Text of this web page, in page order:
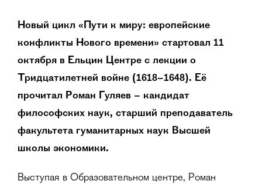
Новый цикл «Пути к миру: европейские
конфликты Нового времени» стартовал 11
октября в Ельцин Центре с лекции о
Тридцатилетней войне (1618–1648). Её
прочитал Роман Гуляев – кандидат
философских наук, старший преподаватель
факультета гуманитарных наук Высшей
школы экономики.
Выступая в Образовательном центре, Роман